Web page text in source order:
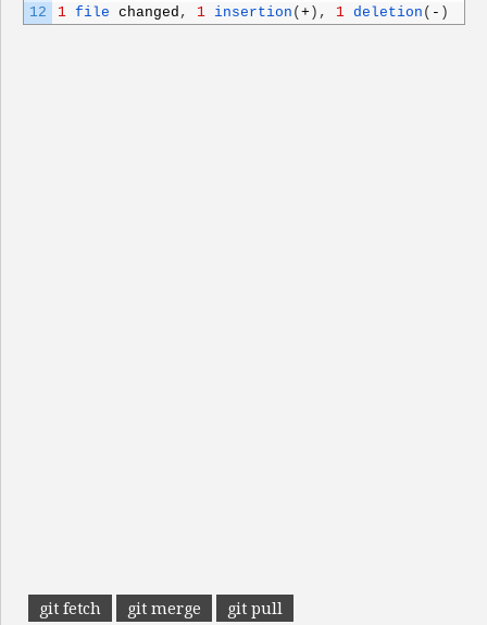
12
1 file changed , 1 insertion ( + ) , 1 deletion ( - )
git fetch git merge git pull